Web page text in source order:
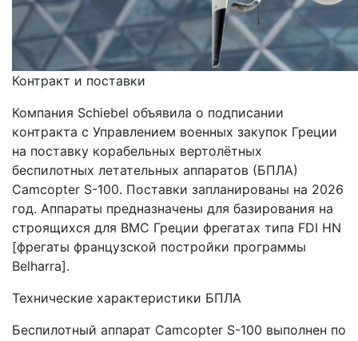
Контракт и поставки
Компания Schiebel объявила о подписании
контракта с Управлением военных закупок Греции
на поставку корабельных вертолётных
беспилотных летательных аппаратов (БПЛА)
Camcopter S-100. Поставки запланированы на 2026
год. Аппараты предназначены для базирования на
строящихся для ВМС Греции фрегатах типа FDI HN
[фрегаты французской постройки программы
Belharra].
Технические характеристики БПЛА
Беспилотный аппарат Camcopter S-100 выполнен по